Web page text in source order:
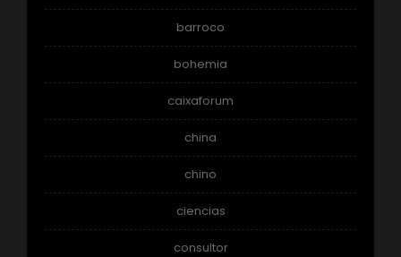
barroco
bohemia
caixaforum
china
chino
ciencias
consultor